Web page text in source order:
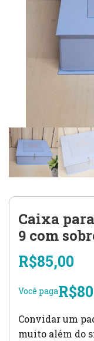
Caixa
9 com
R$85,00
Você pagaR$
Convidar um
muito além do